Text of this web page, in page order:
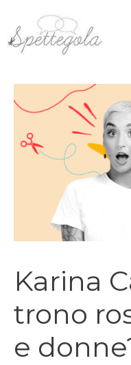
contenuto
Karina
trono
e